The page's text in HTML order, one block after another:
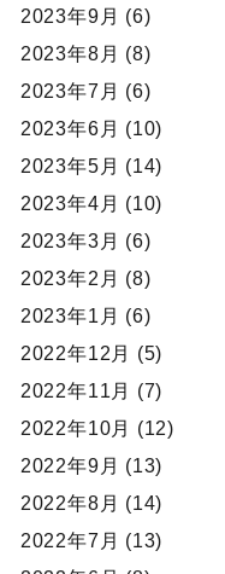
2023年9月 (6)
2023年8月 (8)
2023年7月 (6)
2023年6月 (10)
2023年5月 (14)
2023年4月 (10)
2023年3月 (6)
2023年2月 (8)
2023年1月 (6)
2022年12月 (5)
2022年11月 (7)
2022年10月 (12)
2022年9月 (13)
2022年8月 (14)
2022年7月 (13)